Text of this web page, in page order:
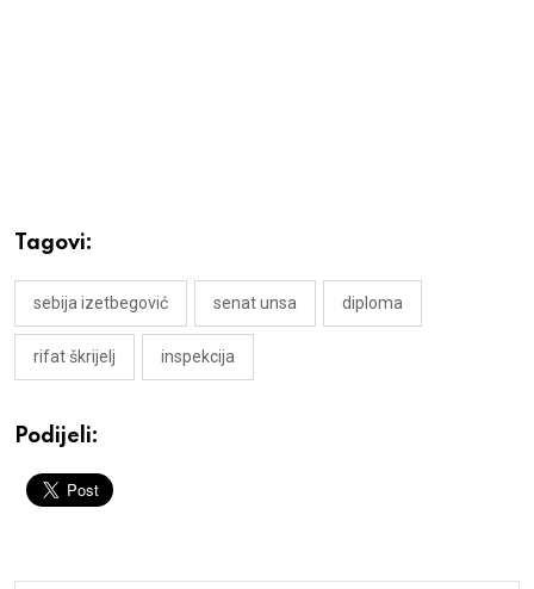
Tagovi:
sebija izetbegović senat unsa diploma
rifat škrijelj inspekcija
Podijeli: